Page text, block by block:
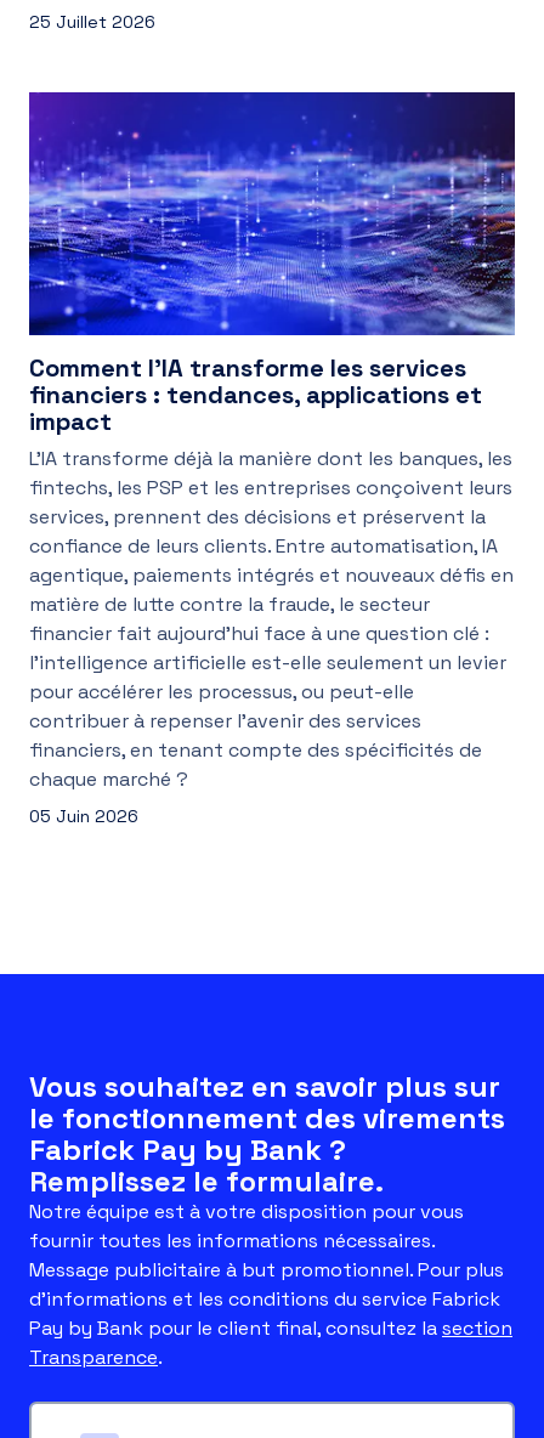
25 Juillet 2026
Comment l’IA transforme les services
financiers : tendances, applications et
impact
L’IA transforme déjà la manière dont les banques, les
fintechs, les PSP et les entreprises conçoivent leurs
services, prennent des décisions et préservent la
confiance de leurs clients. Entre automatisation, IA
agentique, paiements intégrés et nouveaux défis en
matière de lutte contre la fraude, le secteur
financier fait aujourd’hui face à une question clé :
l’intelligence artificielle est-elle seulement un levier
pour accélérer les processus, ou peut-elle
contribuer à repenser l’avenir des services
financiers, en tenant compte des spécificités de
chaque marché ?
05 Juin 2026
Vous souhaitez en savoir plus sur
le fonctionnement des virements
Fabrick Pay by Bank ?
Remplissez le formulaire.
Notre équipe est à votre disposition pour vous
fournir toutes les informations nécessaires.
Message publicitaire à but promotionnel. Pour plus
d’informations et les conditions du service Fabrick
Pay by Bank pour le client final, consultez lasection
Transparence.